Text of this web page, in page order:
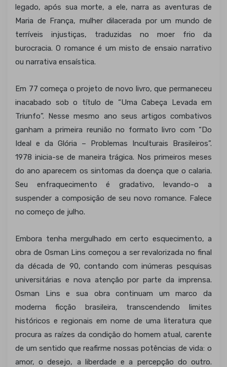
legado, após sua morte, a ele, narra as aventuras de
Maria de França, mulher dilacerada por um mundo de
terríveis injustiças, traduzidas no moer frio da
burocracia. O romance é um misto de ensaio narrativo
ou narrativa ensaística.
Em 77 começa o projeto de novo livro, que permaneceu
inacabado sob o título de “Uma Cabeça Levada em
Triunfo”. Nesse mesmo ano seus artigos combativos
ganham a primeira reunião no formato livro com “Do
Ideal e da Glória – Problemas Inculturais Brasileiros”.
1978 inicia-se de maneira trágica. Nos primeiros meses
do ano aparecem os sintomas da doença que o calaria.
Seu enfraquecimento é gradativo, levando-o a
suspender a composição de seu novo romance. Falece
no começo de julho.
Embora tenha mergulhado em certo esquecimento, a
obra de Osman Lins começou a ser revalorizada no final
da década de 90, contando com inúmeras pesquisas
universitárias e nova atenção por parte da imprensa.
Osman Lins e sua obra continuam um marco da
moderna ficção brasileira, transcendendo limites
históricos e regionais em nome de uma literatura que
procura as raízes da condição do homem atual, carente
de um sentido que reafirme nossas potências de vida: o
amor, o desejo, a liberdade e a percepção do outro.